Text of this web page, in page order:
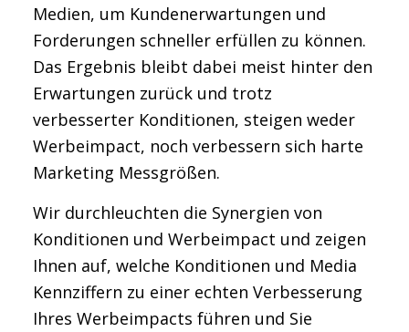
Medien, um Kundenerwartungen und
Forderungen schneller erfüllen zu können.
Das Ergebnis bleibt dabei meist hinter den
Erwartungen zurück und trotz
verbesserter Konditionen, steigen weder
Werbeimpact, noch verbessern sich harte
Marketing Messgrößen.
Wir durchleuchten die Synergien von
Konditionen und Werbeimpact und zeigen
Ihnen auf, welche Konditionen und Media
Kennziffern zu einer echten Verbesserung
Ihres Werbeimpacts führen und Sie